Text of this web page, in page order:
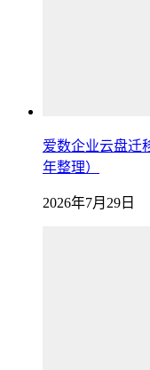
爱数企业云盘迁
年整理）
2026年7月29日